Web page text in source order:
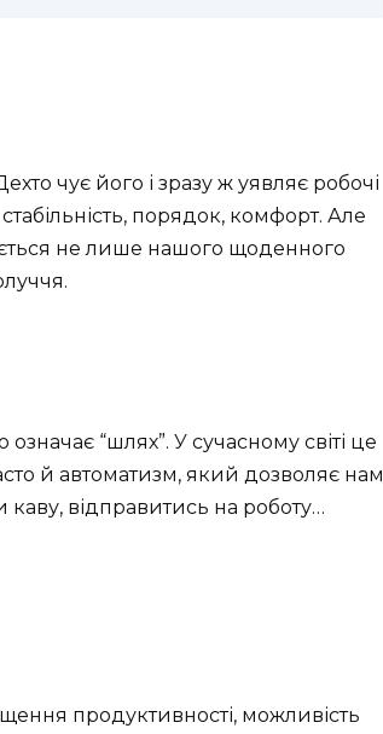
чує його і зразу ж уявляє робочі
порядок, комфорт. Але
не лише нашого щоденного
“шлях”. У сучасному світі це
й автоматизм, який дозволяє нам
каву, відправитись на роботу…
продуктивності, можливість